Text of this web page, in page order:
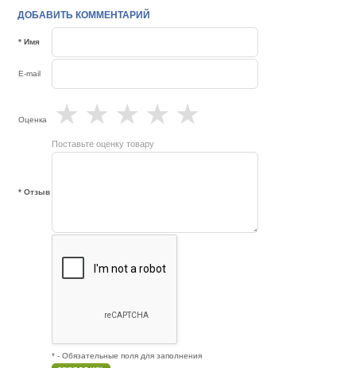
ДОБАВИТЬ КОММЕНТАРИЙ
* Имя
E-mail
Оценка ★
★
★
★
★
Поставьте оценку товару
* Отзыв
* - Обязательные поля для заполнения